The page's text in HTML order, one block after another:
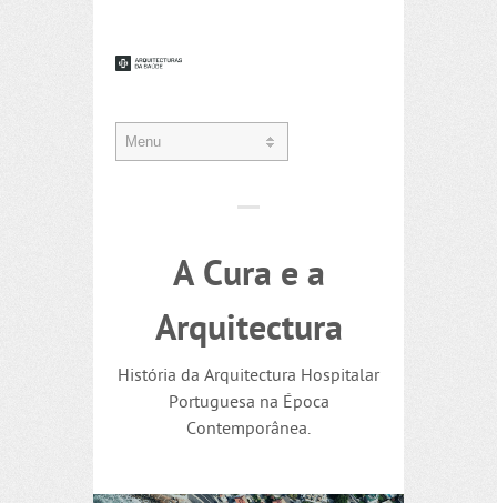
A Cura e a
Arquitectura
História da Arquitectura Hospitalar
Portuguesa na Época
Contemporânea.